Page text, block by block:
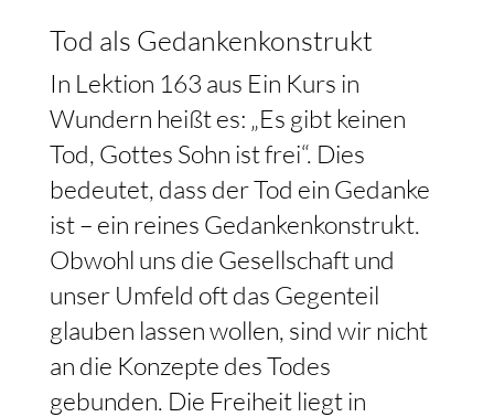
Tod als Gedankenkonstrukt
In Lektion 163 aus Ein Kurs in
Wundern heißt es: „Es gibt keinen
Tod, Gottes Sohn ist frei“. Dies
bedeutet, dass der Tod ein Gedanke
ist – ein reines Gedankenkonstrukt.
Obwohl uns die Gesellschaft und
unser Umfeld oft das Gegenteil
glauben lassen wollen, sind wir nicht
an die Konzepte des Todes
gebunden. Die Freiheit liegt in